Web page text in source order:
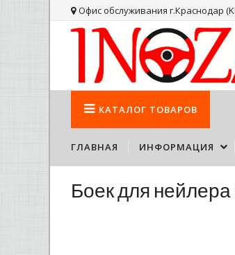
Офис обслуживания г.Краснодар
КАТАЛОГ ТОВАРОВ
ГЛАВНАЯ ИНФОРМАЦИЯ
Боек для